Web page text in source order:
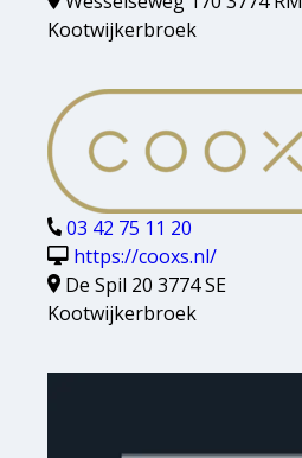
Kootwijkerbroek
03 42 75 11 20
https://cooxs.nl/
De Spil 20 3774 SE
Kootwijkerbroek